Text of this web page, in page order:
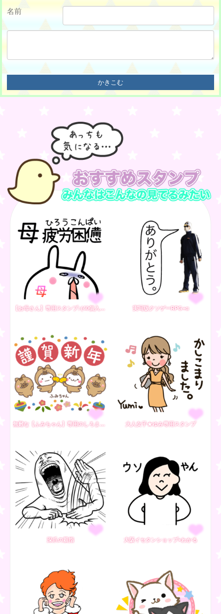
名前
【お母さん】専用スタンプ♪(40個入り♪) 実写版クソゲーRPG+α
無難な【ふみちゃん】専用のしろまる年賀 大人女子★ゆみ専用スタンプ
深爪の親指 大阪イセタンショップ×わかる